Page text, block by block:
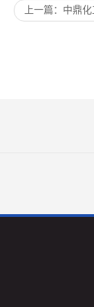
上一篇：中鼎